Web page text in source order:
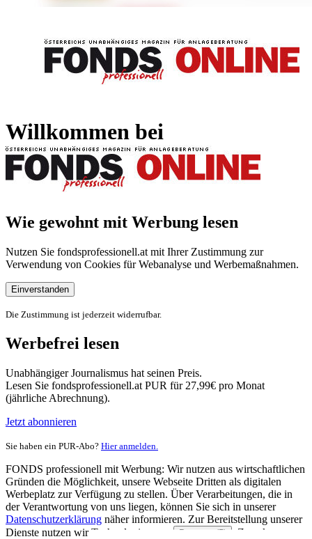
Willkommen bei
Wie gewohnt mit Werbung lesen
Nutzen Sie fondsprofessionell.at mit Ihrer Zustimmung zur
Verwendung von Cookies für Webanalyse und Werbemaßnahmen.
Einverstanden
Die Zustimmung ist jederzeit widerrufbar.
Werbefrei lesen
Unabhängiger Journalismus hat seinen Preis.
Lesen Sie fondsprofessionell.at PUR für 27,99€ pro Monat
(jährliche Abrechnung).
Jetzt abonnieren
Sie haben ein PUR-Abo? Hier anmelden.
FONDS professionell mit Werbung: Wir nutzen aus wirtschaftlichen
Gründen die Möglichkeit, unsere Webseite Dritten als digitalen
Werbeplatz zur Verfügung zu stellen. Über Verarbeitungen, die in
der Verantwortung von uns liegen, können Sie sich in unserer
Datenschutzerklärung näher informieren. Zur Bereitstellung unserer
Dienste nutzen wir Technologien von
Partnern (5)
. Zwecke: